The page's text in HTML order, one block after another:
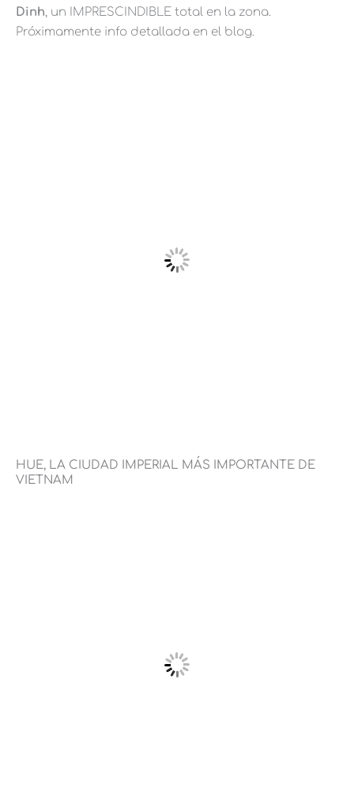
Dinh, un IMPRESCINDIBLE total en la zona.
Próximamente info detallada en el blog.
HUE, LA CIUDAD IMPERIAL MÁS IMPORTANTE DE
VIETNAM